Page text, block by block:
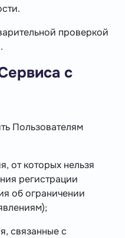
проверкой
с
Пользователям
от которых нельзя
регистрации
об ограничении
связанные с